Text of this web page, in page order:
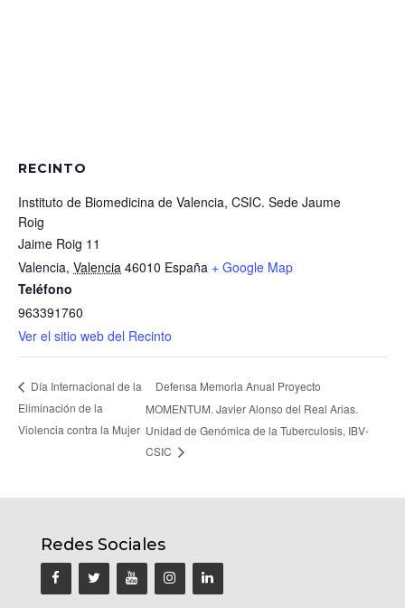
RECINTO
Instituto de Biomedicina de Valencia, CSIC. Sede Jaume
Roig
Jaime Roig 11
Valencia, Valencia 46010 España + Google Map
Teléfono
963391760
Ver el sitio web del Recinto
Día Internacional de la
Eliminación de la
Violencia contra la Mujer
Defensa Memoria Anual Proyecto
MOMENTUM. Javier Alonso del Real Arias.
Unidad de Genómica de la Tuberculosis, IBV-
CSIC
Redes Sociales